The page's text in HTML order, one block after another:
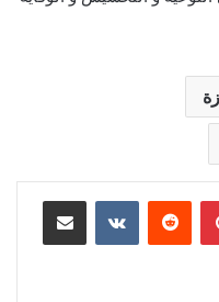
بينتيريست مشاركة عبر البريد